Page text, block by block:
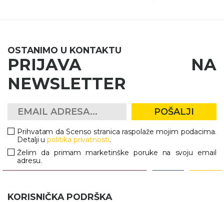
OSTANIMO U KONTAKTU
PRIJAVA NA
NEWSLETTER
POŠALJI
Prihvatam da Scenso stranica raspolaže mojim podacima.
Detalji upolitika privatnosti.
Želim da primam marketinške poruke na svoju email
adresu.
KORISNIČKA PODRŠKA